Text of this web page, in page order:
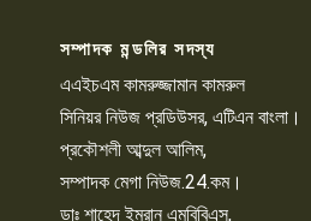
সম্পাদক মন্ডলির সদস্য
এএইচএম কামরুজ্জামান কামরুল
সিনিয়র নিউজ প্রডিউসর, এটিএন বাংলা।
প্রকৌশলী আব্দুল আলিম,
সম্পাদক মেগা নিউজ.24.কম।
ডাঃ শাহেদ ইমরান এমবিবিএস,